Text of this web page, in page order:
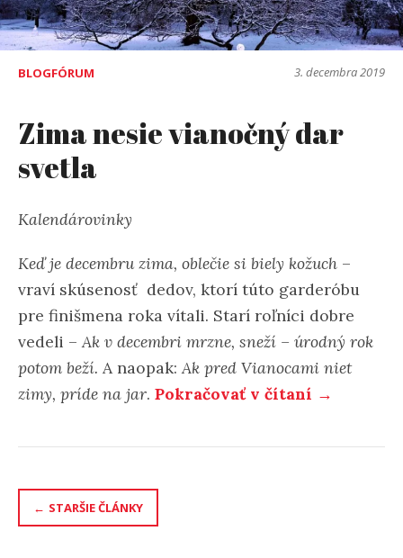
BLOGFÓRUM 3. decembra 2019
Zima nesie vianočný dar
svetla
Kalendárovinky
Keď je decembru zima, oblečie si biely kožuch –
vraví skúsenosť dedov, ktorí túto garderóbu
pre finišmena roka vítali. Starí roľníci dobre
vedeli –Ak v decembri mrzne, sneží – úrodný rok
potom beží. A naopak:Ak pred Vianocami niet
zimy, príde na jar. Pokračovať v čítaní →
Navigácia
STARŠIE ČLÁNKY